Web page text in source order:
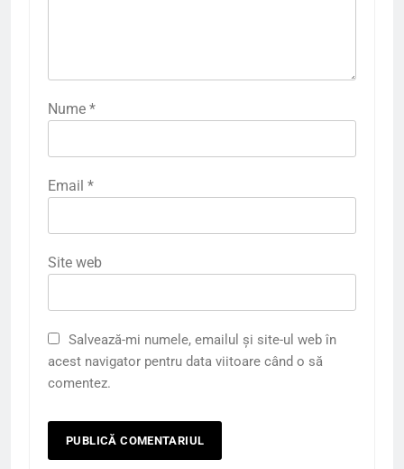
Nume *
Email *
Site web
Salvează-mi numele, emailul și site-ul web în
acest navigator pentru data viitoare când o să
comentez.